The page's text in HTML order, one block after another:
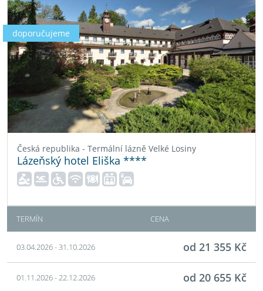
doporučujeme
Česká republika - Termální lázně Velké Losiny
Lázeňský hotel Eliška ****
TERMÍN CENA
03.04.2026 - 31.10.2026 od 21 355 Kč
01.11.2026 - 22.12.2026 od 20 655 Kč